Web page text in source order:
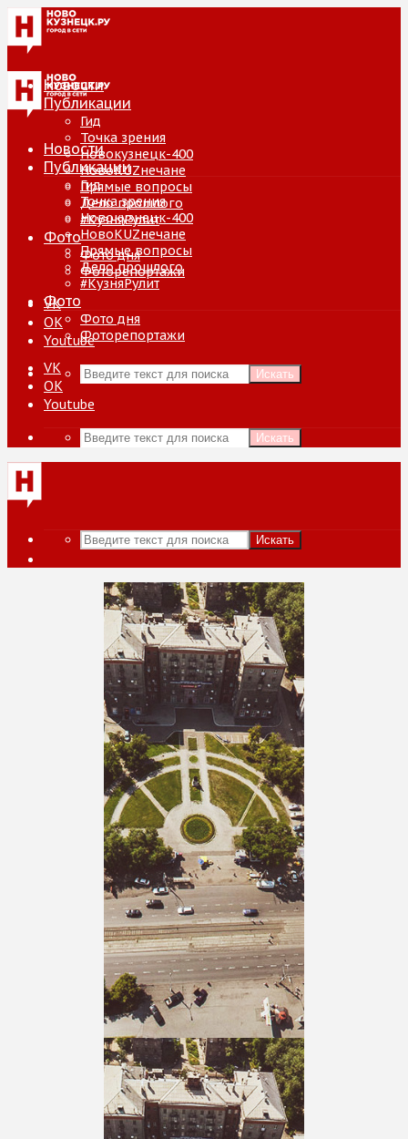
Новости
Публикации
Гид
Точка зрения
Новокузнецк-400
НовоKUZнечане
Прямые вопросы
Дело прошлого
#КузняРулит
Фото
Фото дня
Фоторепортажи
VK
ОК
Youtube
Искать
Новости
Публикации
Гид
Точка зрения
Новокузнецк-400
НовоKUZнечане
Прямые вопросы
Дело прошлого
#КузняРулит
Фото
Фото дня
Фоторепортажи
VK
ОК
Youtube
Искать
Искать